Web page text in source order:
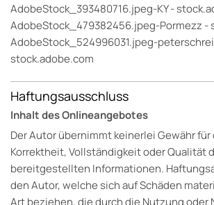
AdobeStock_393480716.jpeg-KY -
AdobeStock_479382456.jpeg-Pormezz -
AdobeStock_524996031.jpeg-
stock.adobe.com
Haftungsausschluss
Inhalt des Onlineangebotes
Der Autor übernimmt keinerlei Gewähr
Korrektheit, Vollständigkeit oder Qualität
bereitgestellten Informationen.
den Autor, welche sich auf Schäden
Art beziehen, die durch die Nutzung oder